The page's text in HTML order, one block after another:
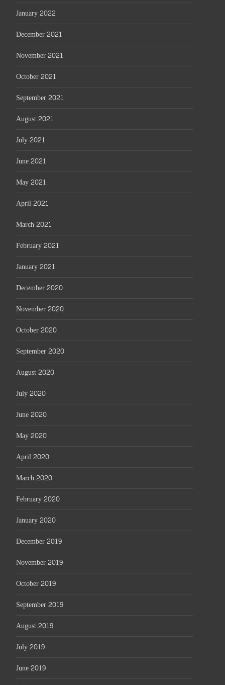
January 2022
December 2021
November 2021
October 2021
September 2021
August 2021
July 2021
June 2021
May 2021
April 2021
March 2021
February 2021
January 2021
December 2020
November 2020
October 2020
September 2020
August 2020
July 2020
June 2020
May 2020
April 2020
March 2020
February 2020
January 2020
December 2019
November 2019
October 2019
September 2019
August 2019
July 2019
June 2019